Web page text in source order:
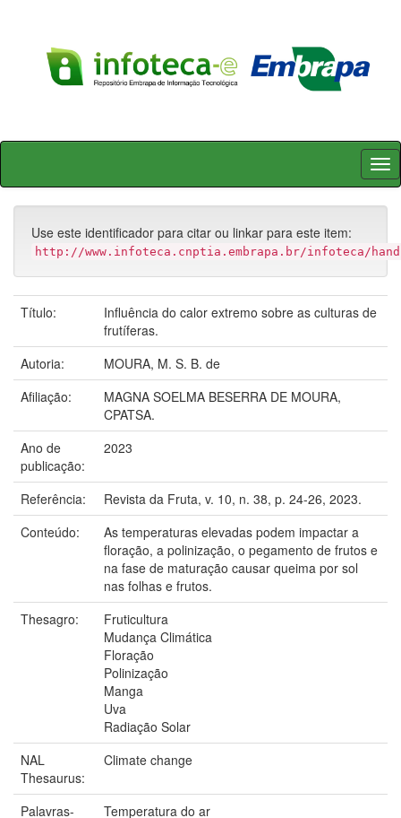
Skip
Use este identificador para citar ou linkar para este item:
http://www.infoteca.cnptia.embrapa.br/infoteca/
Título:
Influência do calor extremo sobre as culturas de
frutíferas.
Autoria:
MOURA, M. S. B. de
Afiliação:
MAGNA SOELMA BESERRA DE MOURA,
CPATSA.
Ano de
publicação:
2023
Referência:
Revista da Fruta, v. 10, n. 38, p. 24-26, 2023.
Conteúdo:
As temperaturas elevadas podem impactar a
floração, a polinização, o pegamento de frutos e
na fase de maturação causar queima por sol
nas folhas e frutos.
Thesagro:
Fruticultura
Mudança Climática
Floração
Polinização
Manga
Uva
Radiação Solar
NAL
Thesaurus:
Climate change
Palavras-
Temperatura do ar